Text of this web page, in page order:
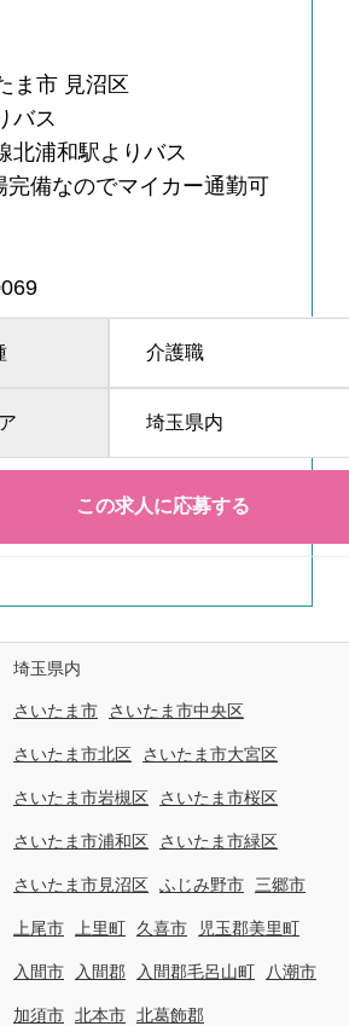
ま市 見沼区
バス
北浦和駅よりバス
備なのでマイカー通勤可
介護職
埼玉県内
埼玉県内
さいたま市 さいたま市中央区
さいたま市北区 さいたま市大宮区
さいたま市岩槻区 さいたま市桜区
さいたま市浦和区 さいたま市緑区
さいたま市見沼区 ふじみ野市 三郷市
上尾市 上里町 久喜市 児玉郡美里町
入間市 入間郡 入間郡毛呂山町 八潮市
加須市 北本市 北葛飾郡